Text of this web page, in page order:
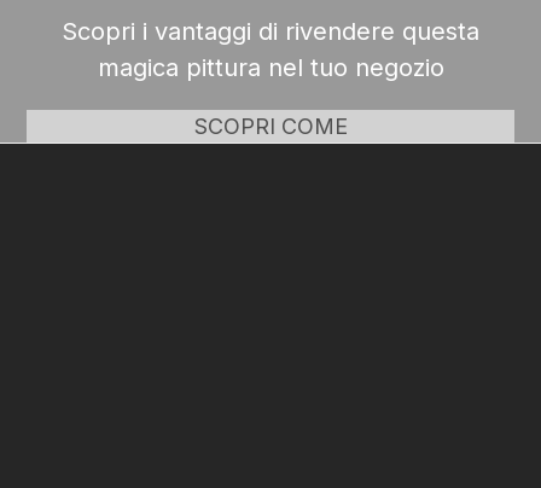
Scopri i vantaggi di rivendere questa
magica pittura nel tuo negozio
SCOPRI COME